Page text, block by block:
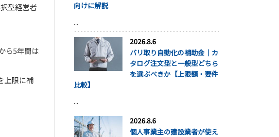
型経営者
ら5年間は
上限に補
向けに解説
...
2026.8.6
バリ取り自動化の補助金｜カ
タログ注文型と一般型どちら
を選ぶべきか【上限額・要件
比較】
...
2026.8.6
個人事業主の建設業者が使え